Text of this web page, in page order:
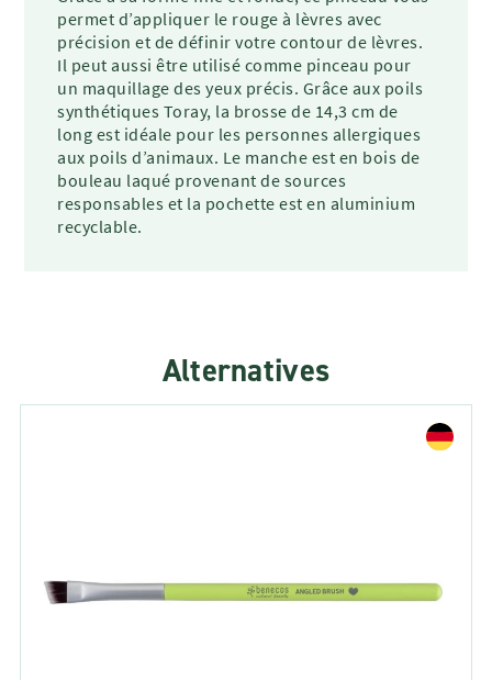
permet d’appliquer le rouge à lèvres avec
précision et de définir votre contour de lèvres.
Il peut aussi être utilisé comme pinceau pour
un maquillage des yeux précis. Grâce aux poils
synthétiques Toray, la brosse de 14,3 cm de
long est idéale pour les personnes allergiques
aux poils d’animaux. Le manche est en bois de
bouleau laqué provenant de sources
responsables et la pochette est en aluminium
recyclable.
Alternatives